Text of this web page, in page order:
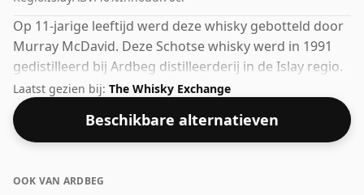
Op 11-jarige leeftijd werd deze whisky gebotteld door
Murray McDavid. Deze Schotse whisky werd in 1991
gedistilleerd bij Ardbeg distilleerderij in de Islay regio.
Met de perfecte drinksterkte van 46% werd deze
whisky gebotteld in een vat van 70 cl.
Laatst gezien bij: The Whisky Exchange
Beschikbare alternatieven
OOK VAN ARDBEG